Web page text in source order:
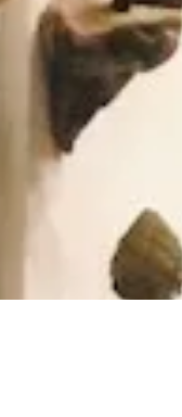
初めて見た気がする。 好き
ていた通り、１２時間かか
ストをつなげたら完成。 そ
かかるのかな。 あとはこれ
戻せば、今日の任務は完